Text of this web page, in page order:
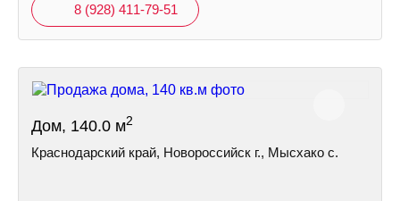
8 (928) 411-79-51
Дом, 140.0 м2
Краснодарский край, Новороссийск г., Мысхако с.